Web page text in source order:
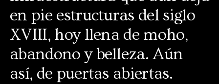
en pie estructuras del siglo
XVIII, hoy llena de moho,
abandono y belleza. Aún
así, de puertas abiertas.